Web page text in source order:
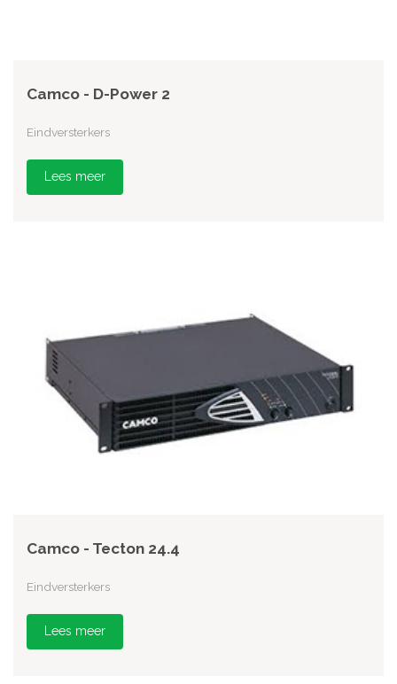
Camco - D-Power 2
Eindversterkers
Lees meer
Camco - Tecton 24.4
Eindversterkers
Lees meer